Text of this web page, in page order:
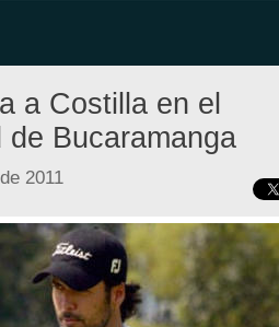
a Costilla en el
Bucaramanga
2011